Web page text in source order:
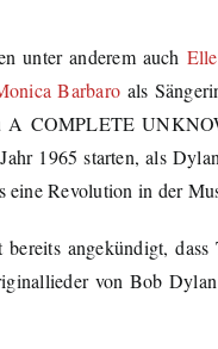
unter anderem auch
Barbaro als
A COMPLETE
1965 starten, als
eine Revolution in der
bereits angekündigt,
von Bob